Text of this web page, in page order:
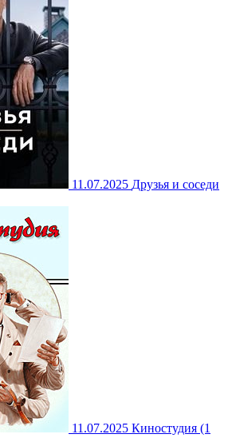
11.07.2025 Друзья и соседи
11.07.2025 Киностудия (1